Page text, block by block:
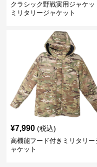
クラシック野戦実用ジャケッ
ミリタリージャケット
¥7,990 (税込)
高機能フード付きミリタリー
ャケット